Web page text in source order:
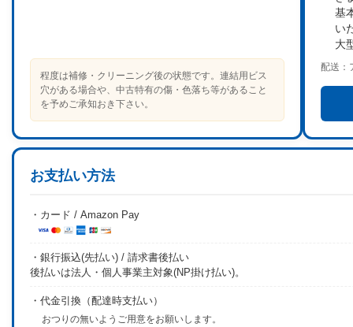
程度は補修・クリーニング後の状態です。連結用ビス
穴がある場合や、中古特有の傷・色落ち等があること
を予めご承知おき下さい。
基
い
大
配送：
お支払い方法
・カード / Amazon Pay
・銀行振込(先払い) / 請求書後払い
後払いは法人・個人事業主対象(NP掛け払い)。
・代金引換（配達時支払い）
おつりの無いようご用意をお願いします。